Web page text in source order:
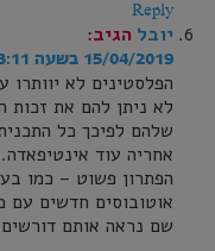
Reply
יובל הגיב:
15/04/2019 בשעה 23:11
הפלסטינים לא יוותרו
לא ניתן להם את זכות
שלהם לפיכך כל
אחריה עוד אינטיפאדה.
הפתרון פשוט – כמו
אוטובוסים חדשים עם
שם נראה אותם